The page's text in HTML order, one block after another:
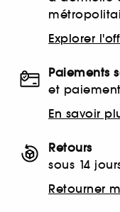
Explorer
Paiements
et
En savoir
Retours
sous 14
Retourner